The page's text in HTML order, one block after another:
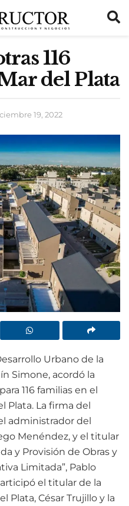
116
del Plata
19, 2022
Urbano de la
Simone, acordó la
116 familias en el
Plata. La firma del
administrador del
Menéndez, y el titular
y Provisión de Obras y
Limitada”, Pablo
el titular de la
Plata, César Trujillo y la